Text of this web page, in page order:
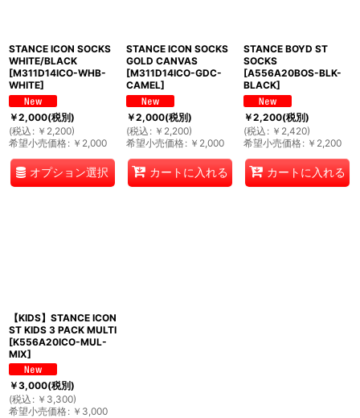
STANCE ICON SOCKS
WHITE/BLACK
[M311D14ICO-WHB-
WHITE]
￥2,000(税別)
(税込 : ￥ 2,200)
希望小売価格: ￥ 2,000
オプション選択
STANCE ICON SOCKS
GOLD CANVAS
[M311D14ICO-GDC-
CAMEL]
￥2,000(税別)
(税込 : ￥ 2,200)
希望小売価格: ￥ 2,000
カートに入れる
STANCE BOYD ST
SOCKS
[A556A20BOS-BLK-
BLACK]
￥2,200(税別)
(税込 : ￥ 2,420)
希望小売価格: ￥ 2,200
カートに入れる
【KIDS】STANCE ICON
ST KIDS 3 PACK MULTI
[K556A20ICO-MUL-
MIX]
￥3,000(税別)
(税込 : ￥ 3,300)
希望小売価格: ￥ 3,000